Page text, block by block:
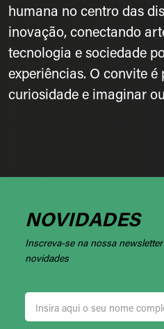
humana no centro das
inovação, conectando
tecnologia e sociedade
experiências. O convite é
curiosidade e imaginar
NOVIDADES
Inscreva-se na nossa
novidades